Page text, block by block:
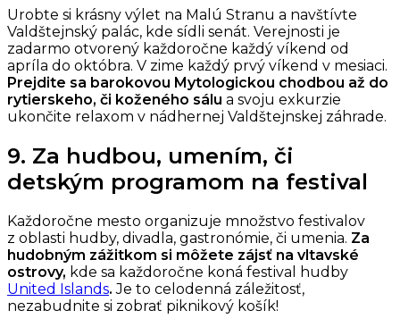
Urobte si krásny výlet na Malú Stranu a navštívte
Valdštejnský palác, kde sídli senát. Verejnosti je
zadarmo otvorený každoročne každý víkend od
apríla do októbra. V zime každý prvý víkend v mesiaci.
Prejdite sa barokovou Mytologickou chodbou až do
rytierskeho, či koženého sálu a svoju exkurzie
ukončite relaxom v nádhernej Valdštejnskej záhrade.
9. Za hudbou, umením, či
detským programom na festival
Každoročne mesto organizuje množstvo festivalov
z oblasti hudby, divadla, gastronómie, či umenia. Za
hudobným zážitkom si môžete zájsť na vltavské
ostrovy, kde sa každoročne koná festival hudby
United Islands. Je to celodenná záležitosť,
nezabudnite si zobrať piknikový košík!